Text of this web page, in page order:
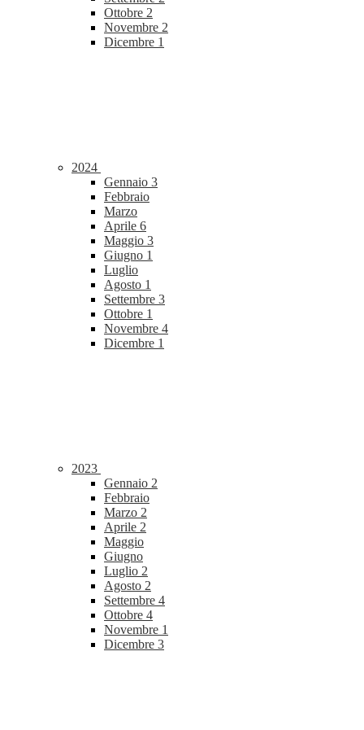
Ottobre 2
Novembre 2
Dicembre 1
2024
Gennaio 3
Febbraio
Marzo
Aprile 6
Maggio 3
Giugno 1
Luglio
Agosto 1
Settembre 3
Ottobre 1
Novembre 4
Dicembre 1
2023
Gennaio 2
Febbraio
Marzo 2
Aprile 2
Maggio
Giugno
Luglio 2
Agosto 2
Settembre 4
Ottobre 4
Novembre 1
Dicembre 3